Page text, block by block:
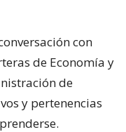
con
de Economía y
de
y pertenencias